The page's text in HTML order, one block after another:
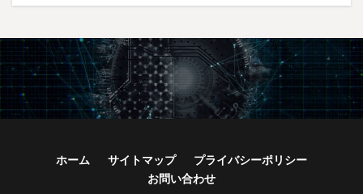
ホーム サイトマップ
プライバシーポリシー
お問い合わせ